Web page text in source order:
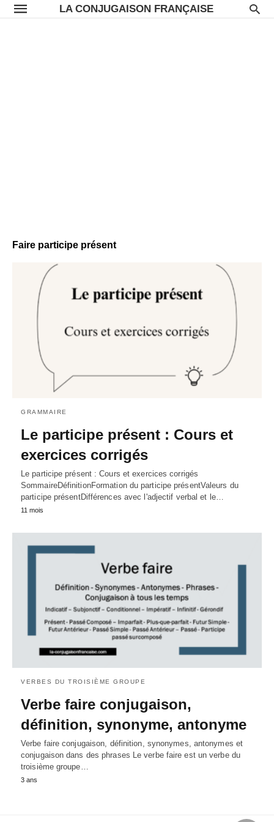
LA CONJUGAISON FRANÇAISE
Faire participe présent
GRAMMAIRE
Le participe présent : Cours et
exercices corrigés
Le participe présent : Cours et exercices corrigés
SommaireDéfinitionFormation du participe présentValeurs du
participe présentDifférences avec l'adjectif verbal et le…
11 mois
VERBES DU TROISIÈME GROUPE
Verbe faire conjugaison,
définition, synonyme, antonyme
Verbe faire conjugaison, définition, synonymes, antonymes et
conjugaison dans des phrases Le verbe faire est un verbe du
troisième groupe…
3 ans